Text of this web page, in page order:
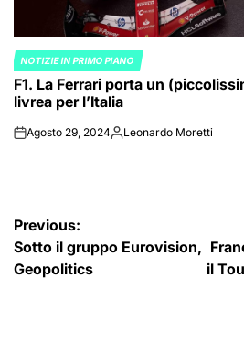
POSTED
IN
NOTIZIE IN PRIMO PIANO
F1. La Ferrari porta un
livrea per l’Italia
onAgosto 29, 2024Posted
Leonardo Moretti
Navigazione
articoli
Previous:
Sotto il gruppo Eurovision,
Geopolitics
il